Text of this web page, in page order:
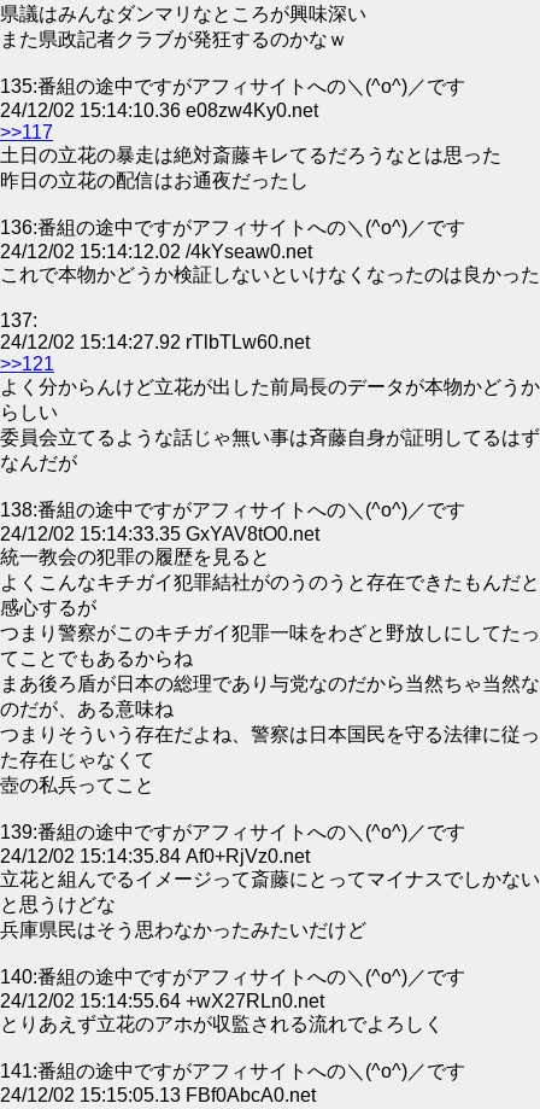
県議はみんなダンマリなところが興味深い
また県政記者クラブが発狂するのかなｗ
135:番組の途中ですがアフィサイトへの＼(^o^)／です
24/12/02 15:14:10.36 e08zw4Ky0.net
>>117
土日の立花の暴走は絶対斎藤キレてるだろうなとは思った
昨日の立花の配信はお通夜だったし
136:番組の途中ですがアフィサイトへの＼(^o^)／です
24/12/02 15:14:12.02 /4kYseaw0.net
これで本物かどうか検証しないといけなくなったのは良かった
137:
24/12/02 15:14:27.92 rTlbTLw60.net
>>121
よく分からんけど立花が出した前局長のデータが本物かどうか
らしい
委員会立てるような話じゃ無い事は斉藤自身が証明してるはず
なんだが
138:番組の途中ですがアフィサイトへの＼(^o^)／です
24/12/02 15:14:33.35 GxYAV8tO0.net
統一教会の犯罪の履歴を見ると
よくこんなキチガイ犯罪結社がのうのうと存在できたもんだと
感心するが
つまり警察がこのキチガイ犯罪一味をわざと野放しにしてたっ
てことでもあるからね
まあ後ろ盾が日本の総理であり与党なのだから当然ちゃ当然な
のだが、ある意味ね
つまりそういう存在だよね、警察は日本国民を守る法律に従っ
た存在じゃなくて
壺の私兵ってこと
139:番組の途中ですがアフィサイトへの＼(^o^)／です
24/12/02 15:14:35.84 Af0+RjVz0.net
立花と組んでるイメージって斎藤にとってマイナスでしかない
と思うけどな
兵庫県民はそう思わなかったみたいだけど
140:番組の途中ですがアフィサイトへの＼(^o^)／です
24/12/02 15:14:55.64 +wX27RLn0.net
とりあえず立花のアホが収監される流れでよろしく
141:番組の途中ですがアフィサイトへの＼(^o^)／です
24/12/02 15:15:05.13 FBf0AbcA0.net